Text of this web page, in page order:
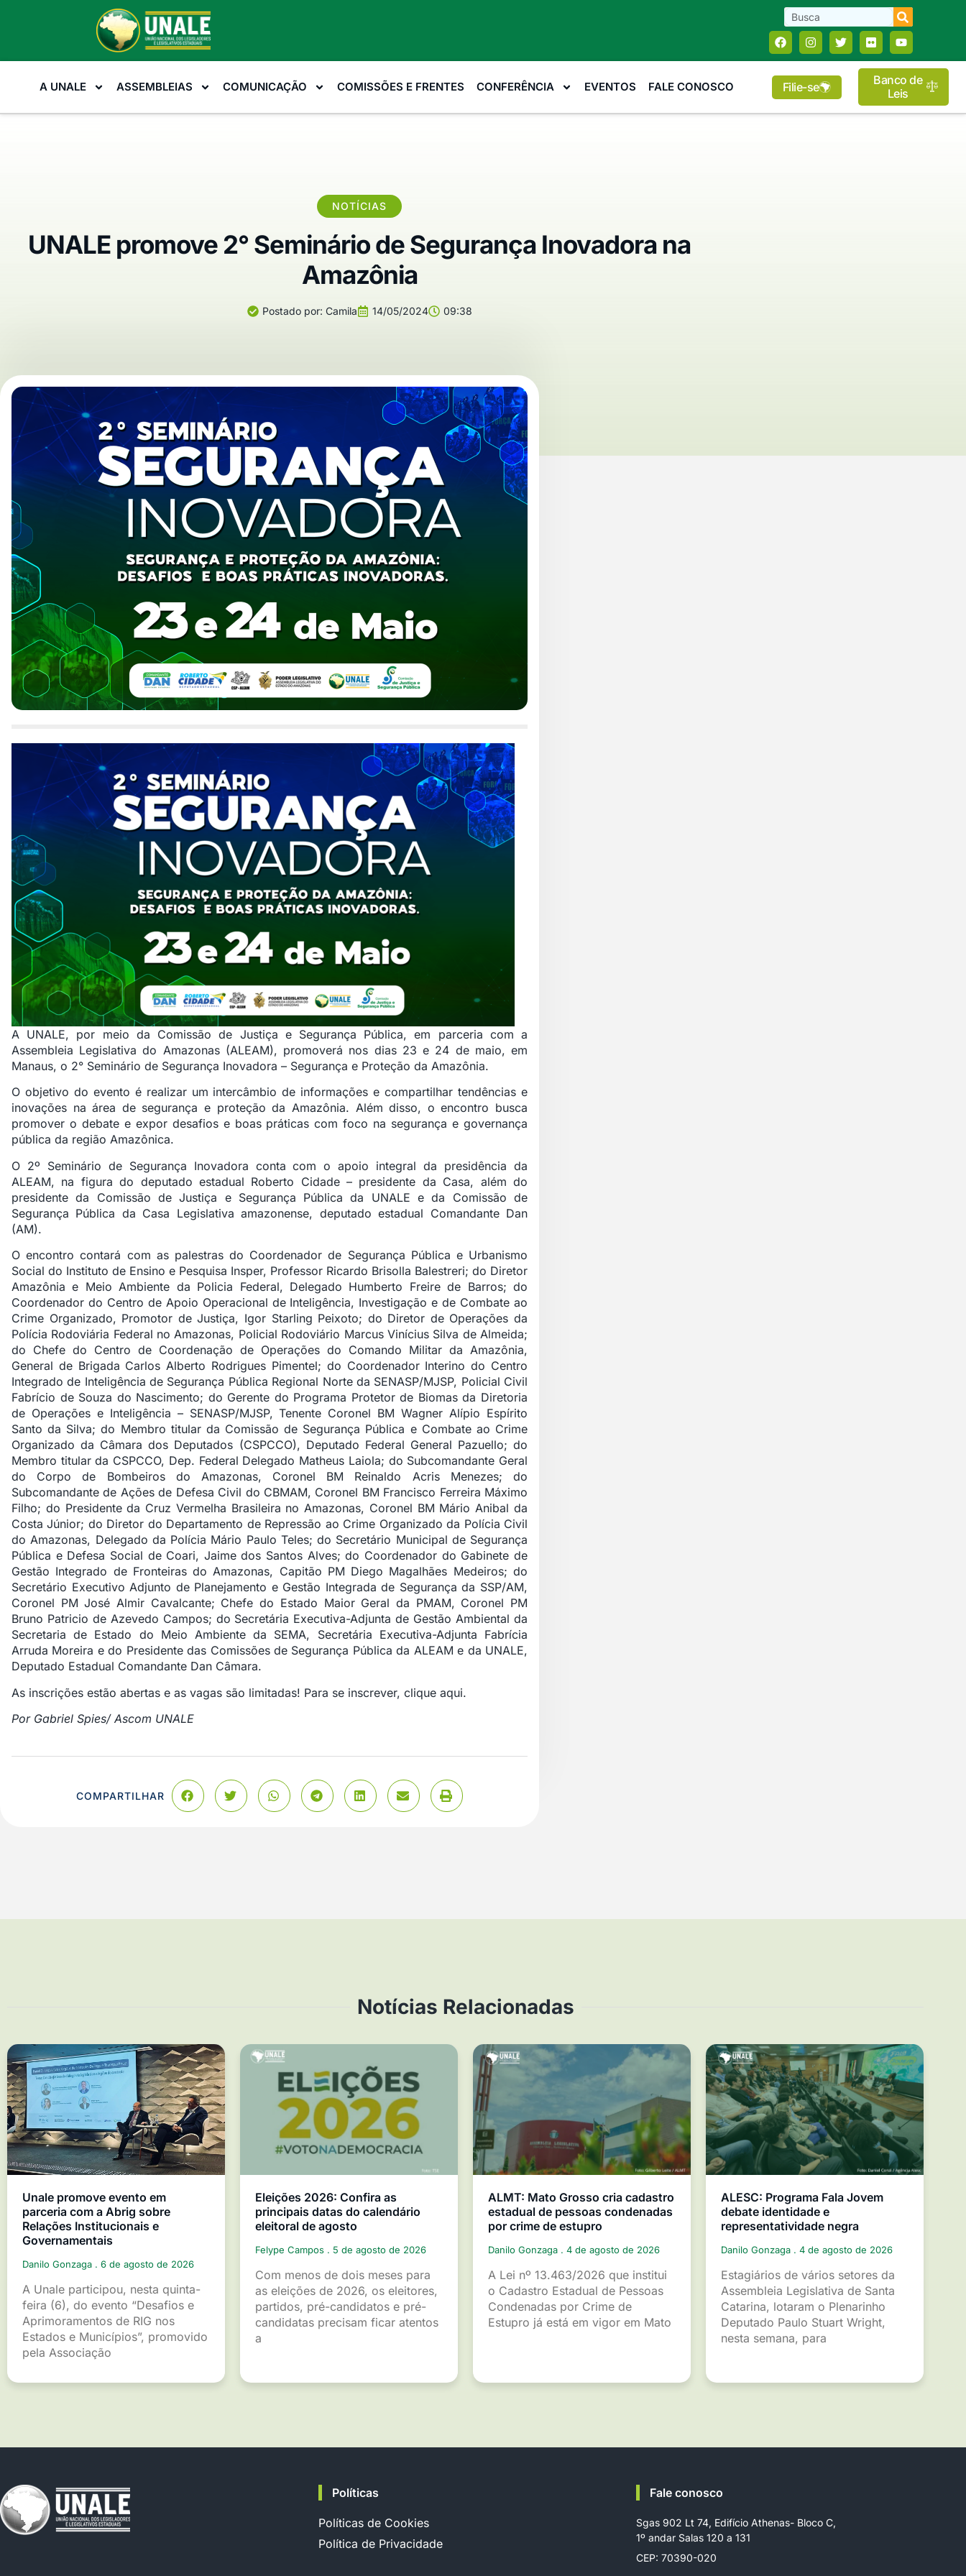
A UNALE ASSEMBLEIAS COMUNICAÇÃO COMISSÕES E FRENTES CONFERÊNCIA EVENTOS FALE CONOSCO Filie-se
Banco de
Leis
NOTÍCIAS
UNALE promove 2° Seminário de Segurança Inovadora na
Amazônia
Postado por: Camila 14/05/2024 09:38
A UNALE, por meio da Comissão de Justiça e Segurança Pública, em parceria com a
Assembleia Legislativa do Amazonas (ALEAM), promoverá nos dias 23 e 24 de maio, em
Manaus, o 2° Seminário de Segurança Inovadora – Segurança e Proteção da Amazônia.
O objetivo do evento é realizar um intercâmbio de informações e compartilhar tendências e
inovações na área de segurança e proteção da Amazônia. Além disso, o encontro busca
promover o debate e expor desafios e boas práticas com foco na segurança e governança
pública da região Amazônica.
O 2º Seminário de Segurança Inovadora conta com o apoio integral da presidência da
ALEAM, na figura do deputado estadual Roberto Cidade – presidente da Casa, além do
presidente da Comissão de Justiça e Segurança Pública da UNALE e da Comissão de
Segurança Pública da Casa Legislativa amazonense, deputado estadual Comandante Dan
(AM).
O encontro contará com as palestras do Coordenador de Segurança Pública e Urbanismo
Social do Instituto de Ensino e Pesquisa Insper, Professor Ricardo Brisolla Balestreri; do Diretor
Amazônia e Meio Ambiente da Policia Federal, Delegado Humberto Freire de Barros; do
Coordenador do Centro de Apoio Operacional de Inteligência, Investigação e de Combate ao
Crime Organizado, Promotor de Justiça, Igor Starling Peixoto; do Diretor de Operações da
Polícia Rodoviária Federal no Amazonas, Policial Rodoviário Marcus Vinícius Silva de Almeida;
do Chefe do Centro de Coordenação de Operações do Comando Militar da Amazônia,
General de Brigada Carlos Alberto Rodrigues Pimentel; do Coordenador Interino do Centro
Integrado de Inteligência de Segurança Pública Regional Norte da SENASP/MJSP, Policial Civil
Fabrício de Souza do Nascimento; do Gerente do Programa Protetor de Biomas da Diretoria
de Operações e Inteligência – SENASP/MJSP, Tenente Coronel BM Wagner Alípio Espírito
Santo da Silva; do Membro titular da Comissão de Segurança Pública e Combate ao Crime
Organizado da Câmara dos Deputados (CSPCCO), Deputado Federal General Pazuello; do
Membro titular da CSPCCO, Dep. Federal Delegado Matheus Laiola; do Subcomandante Geral
do Corpo de Bombeiros do Amazonas, Coronel BM Reinaldo Acris Menezes; do
Subcomandante de Ações de Defesa Civil do CBMAM, Coronel BM Francisco Ferreira Máximo
Filho; do Presidente da Cruz Vermelha Brasileira no Amazonas, Coronel BM Mário Anibal da
Costa Júnior; do Diretor do Departamento de Repressão ao Crime Organizado da Polícia Civil
do Amazonas, Delegado da Polícia Mário Paulo Teles; do Secretário Municipal de Segurança
Pública e Defesa Social de Coari, Jaime dos Santos Alves; do Coordenador do Gabinete de
Gestão Integrado de Fronteiras do Amazonas, Capitão PM Diego Magalhães Medeiros; do
Secretário Executivo Adjunto de Planejamento e Gestão Integrada de Segurança da SSP/AM,
Coronel PM José Almir Cavalcante; Chefe do Estado Maior Geral da PMAM, Coronel PM
Bruno Patricio de Azevedo Campos; do Secretária Executiva-Adjunta de Gestão Ambiental da
Secretaria de Estado do Meio Ambiente da SEMA, Secretária Executiva-Adjunta Fabrícia
Arruda Moreira e do Presidente das Comissões de Segurança Pública da ALEAM e da UNALE,
Deputado Estadual Comandante Dan Câmara.
As inscrições estão abertas e as vagas são limitadas! Para se inscrever, clique aqui.
Por Gabriel Spies/ Ascom UNALE
COMPARTILHAR
Notícias Relacionadas
Unale promove evento em
parceria com a Abrig sobre
Relações Institucionais e
Governamentais
Danilo Gonzaga 6 de agosto de 2026
A Unale participou, nesta quinta-
feira (6), do evento “Desafios e
Aprimoramentos de RIG nos
Estados e Municípios”, promovido
pela Associação
Eleições 2026: Confira as
principais datas do calendário
eleitoral de agosto
Felype Campos 5 de agosto de 2026
Com menos de dois meses para
as eleições de 2026, os eleitores,
partidos, pré-candidatos e pré-
candidatas precisam ficar atentos
a
ALMT: Mato Grosso cria cadastro
estadual de pessoas condenadas
por crime de estupro
Danilo Gonzaga 4 de agosto de 2026
A Lei nº 13.463/2026 que institui
o Cadastro Estadual de Pessoas
Condenadas por Crime de
Estupro já está em vigor em Mato
ALESC: Programa Fala Jovem
debate identidade e
representatividade negra
Danilo Gonzaga 4 de agosto de 2026
Estagiários de vários setores da
Assembleia Legislativa de Santa
Catarina, lotaram o Plenarinho
Deputado Paulo Stuart Wright,
nesta semana, para
Políticas
Políticas de Cookies
Política de Privacidade
Fale conosco
Sgas 902 Lt 74, Edifício Athenas- Bloco C,
1º andar Salas 120 a 131
CEP: 70390-020